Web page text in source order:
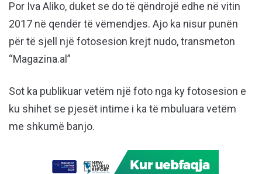
Por Iva Aliko, duket se do të qëndrojë edhe në vitin
2017 në qendër të vëmendjes. Ajo ka nisur punën
për të sjell një fotosesion krejt nudo, transmeton
“Magazina.al”
Sot ka publikuar vetëm një foto nga ky fotosesion e
ku shihet se pjesët intime i ka të mbuluara vetëm
me shkumë banjo.